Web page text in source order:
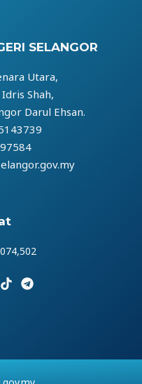
SELANGOR
Utara,
Shah,
Darul Ehsan.